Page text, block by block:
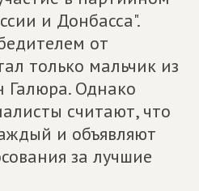
и Донбасса".
от
только мальчик из
Галюра. Однако
считают, что
и объявляют
за лучшие